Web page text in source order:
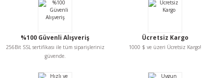
Görüş ve önerileriniz için teşekkür ederiz.
Ürün açıklamasında eksik bilgiler bulunuyor.
Ürün bilgilerinde hatalar bulunuyor.
%100 Güvenli Alışveriş
256Bit SSL sertifikası ile tüm siparişleriniz
güvende.
Ücretsiz Kargo
1000 $ ve üzeri Ücretsiz Kargo!